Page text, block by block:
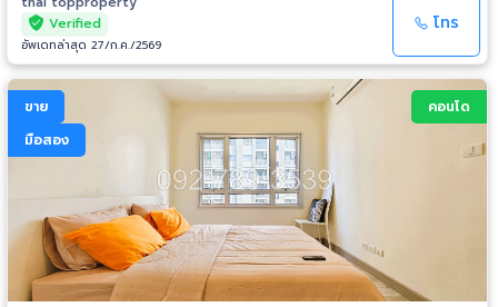
เสื้อผ้า, โต๊ะทำงาน+เก้าอี้ 1 ตัว โซฟาและโต๊ะหน้าโซฟา, โต๊ะอาหารและเก้าอี้ 2 ตัว,
โทรทัศน์, ชั้นวางโทรทัศน์ แอร์ 3 เครื่อง, ตู้เย็น 1 เครื่อง เครื่องทำน้ำอุ่น 1
https://vt.tiktok.com/ZSuNpyNEy/ รายละเอียดเพิ่มเติม Click:
https://thaitopproperty.com/195982-.html สนใจนัดชมห้องกรุณานัดล่วง
หน้า Contact: K.หนึ่ง (K.Nueng) Mobile: 092-789-3539 Line ID:
0907894941 E-mail: thaitopproperty@hotmail.com
www.ThaiTopProperty.com #ขายคอนโด #คอนโดมือสอง #CondoforSale
#คอนโดนวมินทร์ #คอนโดใกล้รถไฟฟ้าสายสีชมพู #รถไฟฟ้าสายสีชมพู
#คู้บอน #PinkLine #MRT #TheKithPlusNawamin #เดอะคิทท์พลัสนวมิ
นทร์ #RamintraCondo #รามอินทรา #คอนโดนวลจันทร์ #นวลจันทร์ #คอน
โดคู้บอน #นวมินทร์ #สถานีรามอินทรากม.9
Verified
อัพเดทล่าสุด 27/ก.ค./2569
โทร
ขาย
มือสอง
คอนโด